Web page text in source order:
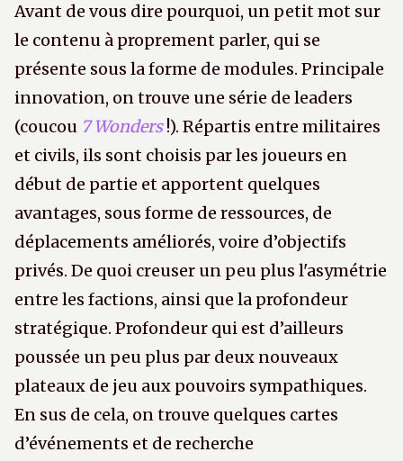
Avant de vous dire pourquoi, un petit mot sur
le contenu à proprement parler, qui se
présente sous la forme de modules. Principale
innovation, on trouve une série de leaders
(coucou 7 Wonders!). Répartis entre militaires
et civils, ils sont choisis par les joueurs en
début de partie et apportent quelques
avantages, sous forme de ressources, de
déplacements améliorés, voire d’objectifs
privés. De quoi creuser un peu plus l'asymétrie
entre les factions, ainsi que la profondeur
stratégique. Profondeur qui est d’ailleurs
poussée un peu plus par deux nouveaux
plateaux de jeu aux pouvoirs sympathiques.
En sus de cela, on trouve quelques cartes
d’événements et de recherche